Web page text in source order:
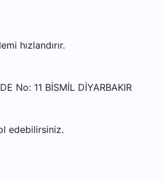
hızlandırır.
No: 11 BİSMİL DİYARBAKIR
edebilirsiniz.